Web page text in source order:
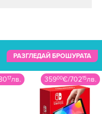
РАЗГЛЕДАЙ БРОШУРАТА
15лв. 7999€/15645лв.